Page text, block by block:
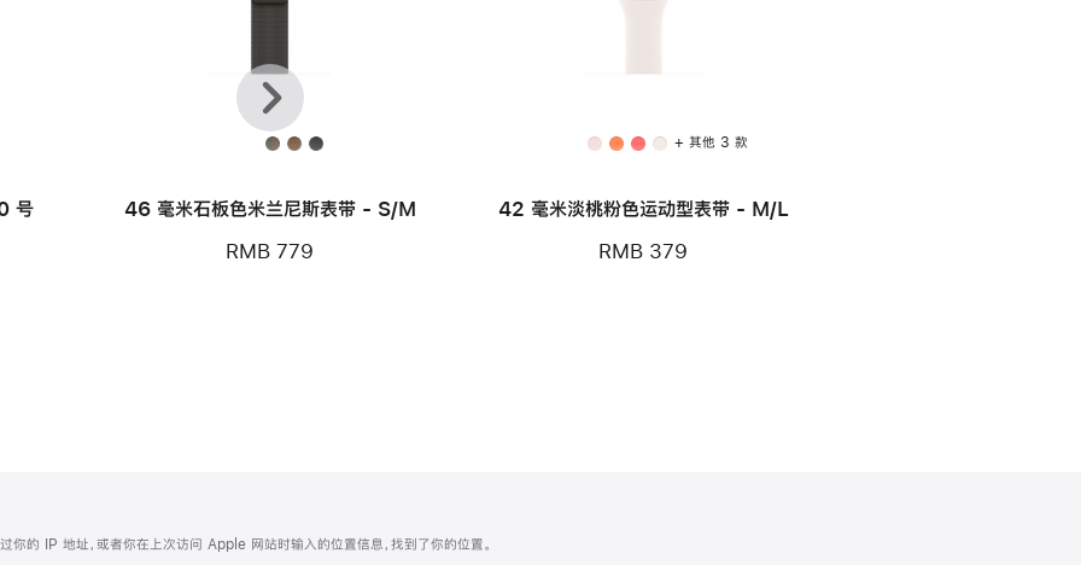
号 46 毫米石板色米兰尼斯表带 - S/M
RMB 779
+ 其他 3 款
42 毫米淡桃粉色运动型表带 - M/L
RMB 379
上
一
个
下
一
个
你的 IP 地址，或者你在上次访问 Apple 网站时输入的位置信息，找到了你的位置。